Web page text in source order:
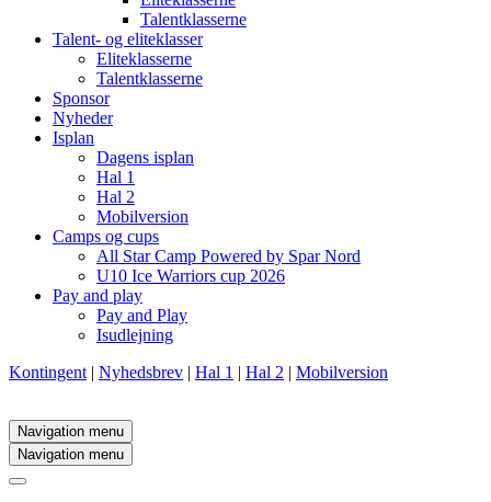
Talentklasserne
Talent- og eliteklasser
Eliteklasserne
Talentklasserne
Sponsor
Nyheder
Isplan
Dagens isplan
Hal 1
Hal 2
Mobilversion
Camps og cups
All Star Camp Powered by Spar Nord
U10 Ice Warriors cup 2026
Pay and play
Pay and Play
Isudlejning
Kontingent | Nyhedsbrev | Hal 1 | Hal 2 | Mobilversion
Navigation menu
Navigation menu